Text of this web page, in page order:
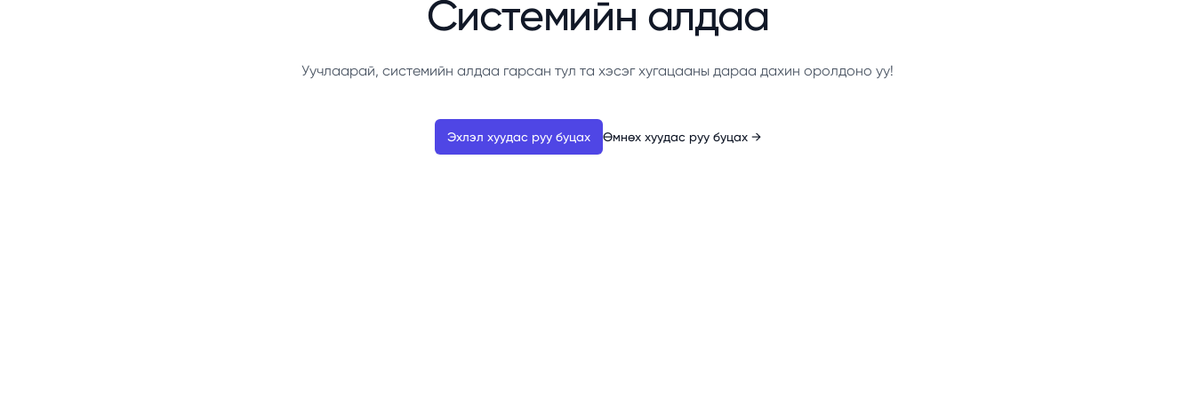
Системийн алдаа
Уучлаарай, системийн алдаа гарсан тул та хэсэг хугацааны дараа дахин оролдоно уу!
Эхлэл хуудас руу буцах Өмнөх хуудас руу буцах →